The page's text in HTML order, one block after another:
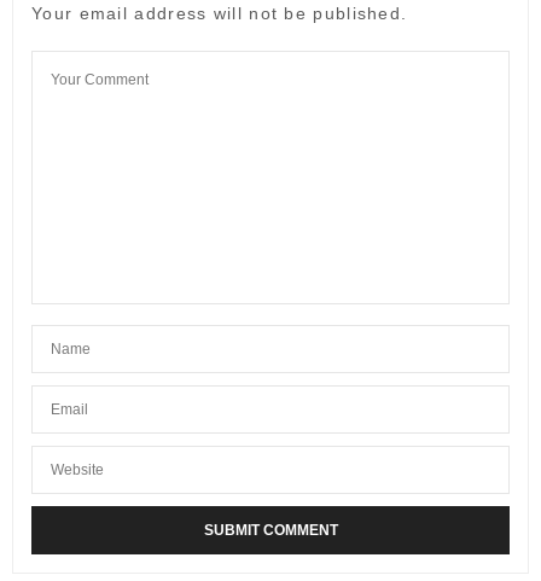
Your email address will not be published.